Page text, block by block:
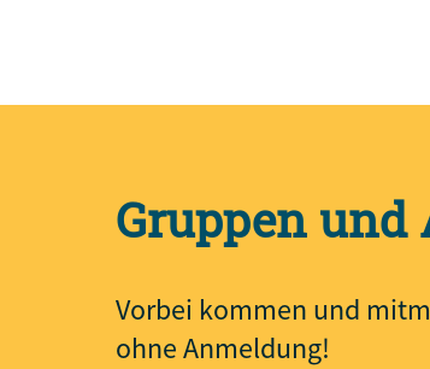
Gruppen und
Vorbei kommen und
ohne Anmeldung!